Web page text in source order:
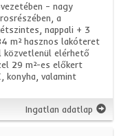
– nagy
a
nappali + 3
m² hasznos lakóteret
közvetlenül elérhető
29 m²-es előkert
konyha, valamint
Ingatlan adatlap